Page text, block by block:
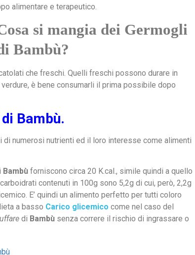
alimentare e terapeutico.
si mangia dei Germogli
Bambù?
che freschi. Quelli freschi possono durare in
è bene consumarli il prima possibile dopo
Bambù.
di numerosi nutrienti ed il loro interesse come alimenti
Bambù forniscono circa 20 K.cal., simile quindi a quello
contenuti in 100g sono 5,2g di cui, però, 2,2g
E’ quindi un alimento perfetto per tutti coloro
a basso Carico glicemico come nel caso del
di Bambù senza correre il rischio di ingrassare o